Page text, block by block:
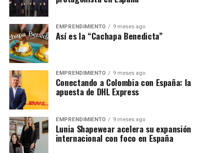
EMPRENDIMIENTO 9 meses ago
Así es la “Cachapa Benedicta”
EMPRENDIMIENTO 9 meses ago
Conectando a Colombia con España: la
apuesta de DHL Express
EMPRENDIMIENTO 9 meses ago
Lunia Shapewear acelera su expansión
internacional con foco en España